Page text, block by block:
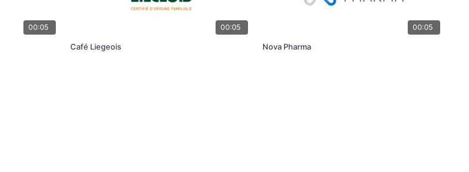
00:05 00:05
Café Liegeois
00:05
Nova Pharma